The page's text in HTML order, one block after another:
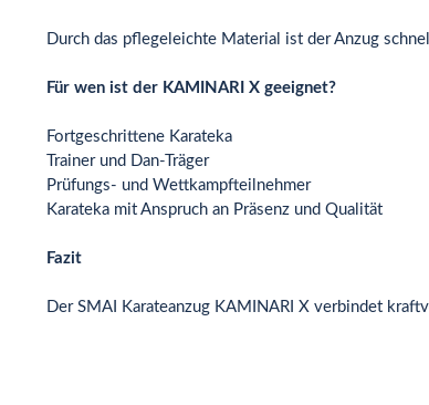
Durch das pflegeleichte Material ist der Anzug
Für wen ist der KAMINARI X geeignet?
Fortgeschrittene Karateka
Trainer und Dan-Träger
Prüfungs- und Wettkampfteilnehmer
Karateka mit Anspruch an Präsenz und Qualität
Fazit
Der SMAI Karateanzug KAMINARI X verbindet